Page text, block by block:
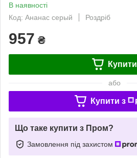
В наявності
Код: Ананас серый
Роздріб
957 ₴
Купити
або
Купити з
Що таке купити з Пром?
Замовлення під захистом